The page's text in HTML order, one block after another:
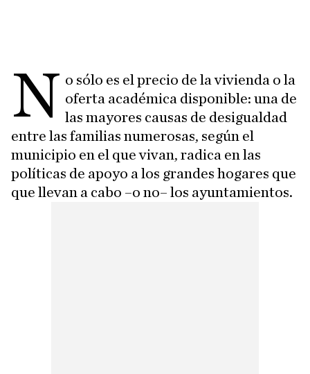
N o sólo es el precio de la vivienda o la
oferta académica disponible: una de
las mayores causas de desigualdad
entre las familias numerosas, según el
municipio en el que vivan, radica en las
políticas de apoyo a los grandes hogares que
que llevan a cabo –o no– los ayuntamientos.